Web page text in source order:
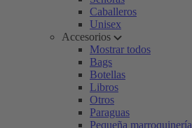
Caballeros
Unisex
Accesorios
Mostrar todos
Bags
Botellas
Libros
Otros
Paraguas
Pequeña marroquinería